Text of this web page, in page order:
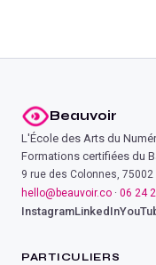
Beauvoir
L'École des Arts du
Formations certifiées du
9 rue des Colonnes, 75002
hello@beauvoir.co · 06 24
InstagramLinkedIn
PARTICULIERS